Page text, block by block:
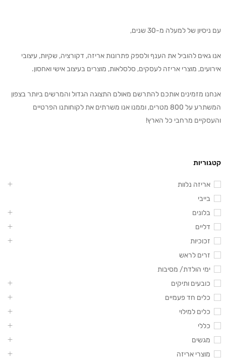
עם ניסיון של למעלה מ-30 שנים,
אנו גאים להוביל את הענף ולספק פתרונות אריזה, דקורציה, שקיות, עיצובי
אירועים, מוצרי אריזה לעסקים, סלסלאות, מוצרים בעיצוב אישי ואחסון.
אנחנו מזמינים אותכם להתרשם מאולם התצוגה הגדול והמרשים ביותר בצפון
המשתרע על 800 מטרים, וממנו אנו משרתים את לקוחותנו הפרטיים
והעסקיים מרחבי כל הארץ!
קטגוריות
אריזה נלוות
בייבי
בלונים
דליים
זכוכיות
זרים לראש
ימי הולדת/ מסיבות
כובעים ותיקים
כלים חד פעמיים
כלים למילוי
כללי
מגשים
מוצרי אריזה